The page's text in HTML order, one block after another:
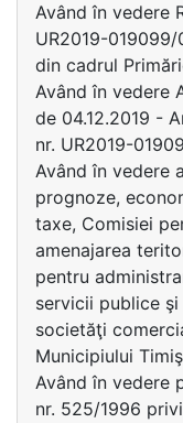
Având în vedere
UR2019-
din cadrul
Având în vedere
de 04.12.2019 -
nr. UR2019-
Având în vedere
prognoze,
taxe, Comisiei
amenajarea
pentru
servicii publice
societăţi
Municipiului
Având în vedere
nr. 525/1996